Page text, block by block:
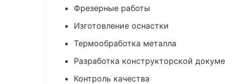
Фрезерные работы
Изготовление оснастки
Термообработка металла
Разработка конструкторской
Контроль качества